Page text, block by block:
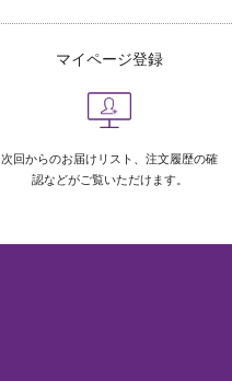
マイページ登録
次回からのお届けリスト、注文履歴の確
認などがご覧いただけます。